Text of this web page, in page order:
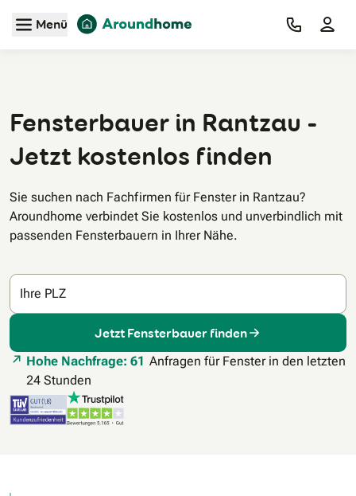
Zum Hauptinhalt
Menü
Fensterbauer in Rantzau -
Jetzt kostenlos finden
Sie suchen nach Fachfirmen für Fenster in Rantzau?
Aroundhome verbindet Sie kostenlos und unverbindlich mit
passenden Fensterbauern in Ihrer Nähe.
Ihre PLZ
Jetzt Fensterbauer finden
Hohe Nachfrage: 61 Anfragen für Fenster in den letzten
24 Stunden